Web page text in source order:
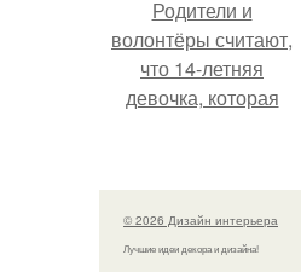
Родители и
волонтёры считают,
что 14-летняя
девочка, которая
Дронов в Туапсе,
на самом деле
жива.
© 2026 Дизайн интерьера
Лучшие идеи декора и дизайна!